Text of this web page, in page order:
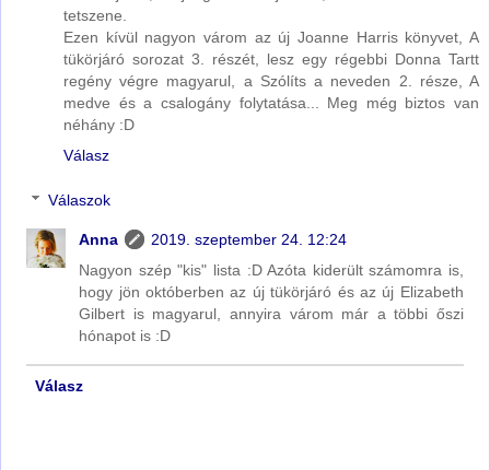
tetszene.
Ezen kívül nagyon várom az új Joanne Harris könyvet, A
tükörjáró sorozat 3. részét, lesz egy régebbi Donna Tartt
regény végre magyarul, a Szólíts a neveden 2. része, A
medve és a csalogány folytatása... Meg még biztos van
néhány :D
Válasz
Válaszok
Anna
2019. szeptember 24. 12:24
Nagyon szép "kis" lista :D Azóta kiderült számomra is,
hogy jön októberben az új tükörjáró és az új Elizabeth
Gilbert is magyarul, annyira várom már a többi őszi
hónapot is :D
Válasz